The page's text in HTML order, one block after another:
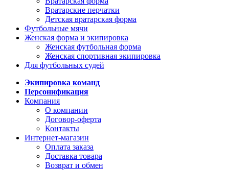
Вратарские перчатки
Детская вратарская форма
Футбольные мячи
Женская форма и экипировка
Женская футбольная форма
Женская спортивная экипировка
Для футбольных судей
Экипировка команд
Персонификация
Компания
О компании
Договор-оферта
Контакты
Интернет-магазин
Оплата заказа
Доставка товара
Возврат и обмен